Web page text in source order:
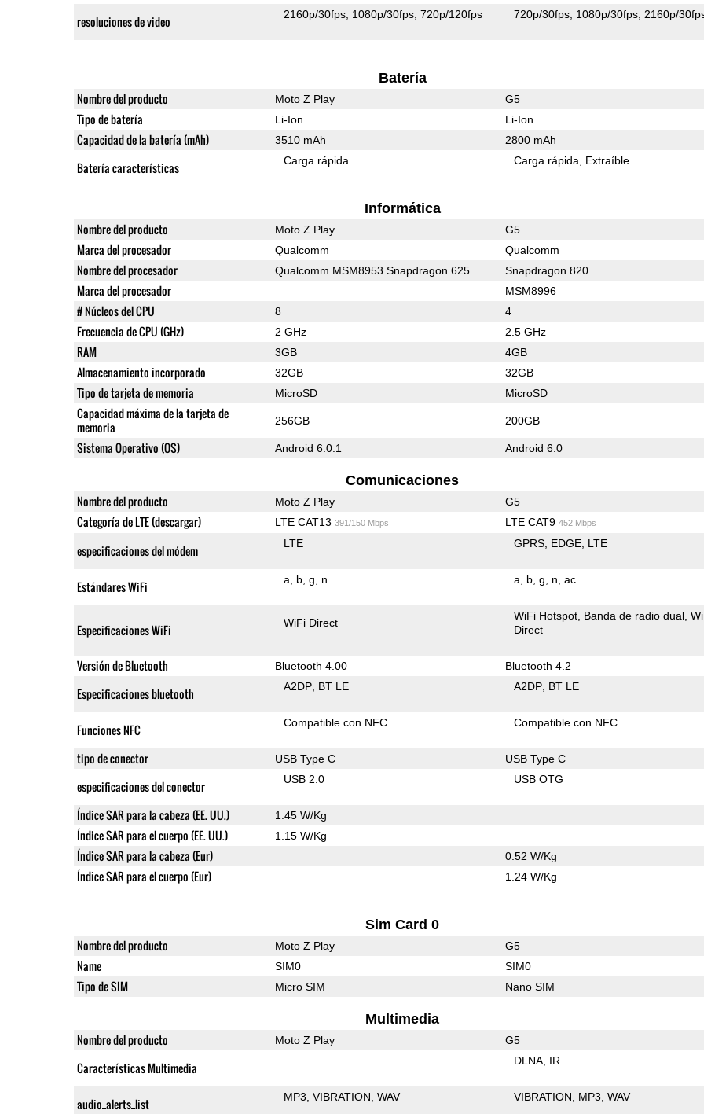
resoluciones de video 2160p/30fps 1080p/30fps 720p/120fps 720p/30fps 1080p/30fps 2160p/
Batería
Nombre del producto Moto Z Play G5
Tipo de batería Li-Ion Li-Ion
Capacidad de la batería (mAh) 3510 mAh 2800 mAh
Batería características Carga rápida Carga rápida Extraíble
Informática
Nombre del producto Moto Z Play G5
Marca del procesador Qualcomm Qualcomm
Nombre del procesador Qualcomm MSM8953 Snapdragon 625 Snapdragon 820
Marca del procesador MSM8996
# Núcleos del CPU 8 4
Frecuencia de CPU (GHz) 2 GHz 2.5 GHz
RAM 3GB 4GB
Almacenamiento incorporado 32GB 32GB
Tipo de tarjeta de memoria MicroSD MicroSD
Capacidad máxima de la tarjeta de
memoria
256GB 200GB
Sistema Operativo (OS) Android 6.0.1 Android 6.0
Comunicaciones
Nombre del producto Moto Z Play G5
Categoría de LTE (descargar) LTE CAT13 391/150 Mbps LTE CAT9 452 Mbps
especificaciones del módem LTE GPRS EDGE LTE
Estándares WiFi a b g n a b g n ac
Especificaciones WiFi WiFi Direct
WiFi Hotspot Banda de radio dual
Direct
Versión de Bluetooth Bluetooth 4.00 Bluetooth 4.2
Especificaciones bluetooth A2DP BT LE A2DP BT LE
Funciones NFC Compatible con NFC Compatible con NFC
tipo de conector USB Type C USB Type C
especificaciones del conector USB 2.0 USB OTG
Índice SAR para la cabeza (EE. UU.) 1.45 W/Kg
Índice SAR para el cuerpo (EE. UU.) 1.15 W/Kg
Índice SAR para la cabeza (Eur) 0.52 W/Kg
Índice SAR para el cuerpo (Eur) 1.24 W/Kg
Sim Card 0
Nombre del producto Moto Z Play G5
Name SIM0 SIM0
Tipo de SIM Micro SIM Nano SIM
Multimedia
Nombre del producto Moto Z Play G5
Características Multimedia DLNA IR
audio_alerts_list MP3 VIBRATION WAV VIBRATION MP3 WAV